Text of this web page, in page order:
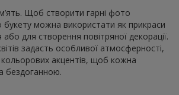
Щоб створити гарні фото
букету можна використати як прикраси
для створення повітряної декорації.
задасть особливої атмосферності,
кольорових акцентів, щоб кожна
бездоганною.